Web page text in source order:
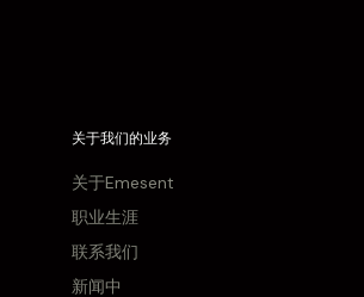
关于我们的业务
关于Emesent
职业生涯
联系我们
新闻中